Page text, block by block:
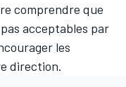
comprendre que
acceptables par
les
direction.